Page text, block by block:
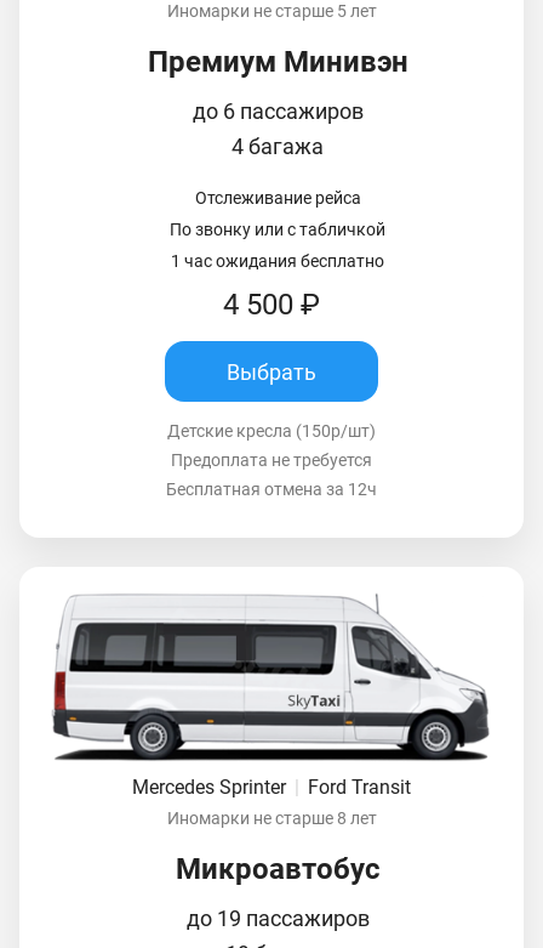
Иномарки не старше 5 лет
Премиум Минивэн
до 6 пассажиров
4 багажа
Отслеживание рейса
По звонку или с табличкой
1 час ожидания бесплатно
4 500 ₽
Выбрать
Детские кресла (150р/шт)
Предоплата не требуется
Бесплатная отмена за 12ч
Mercedes Sprinter | Ford Transit
Иномарки не старше 8 лет
Микроавтобус
до 19 пассажиров